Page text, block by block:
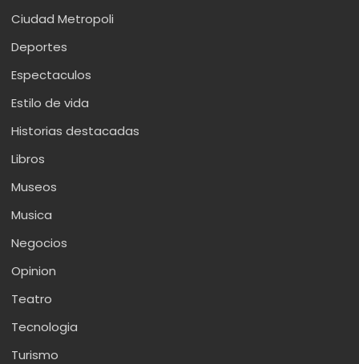
Ciudad Metropoli
Deportes
Espectaculos
Estilo de vida
Historias destacadas
Libros
Museos
Musica
Negocios
Opinion
Teatro
Tecnologia
Turismo